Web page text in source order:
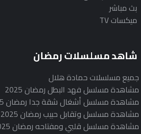
بث مباشر
ميكسات TV
شاهد مسلسلات رمضان
جميع مسلسلات حمادة هلال
مشاهدة مسلسل فهد البطل رمضان 2025
مشاهدة مسلسل أشغال شقة جدا رمضان 2025
مشاهدة مسلسل وتقابل حبيب رمضان 2025
مشاهدة مسلسل قلبي ومفتاحه رمضان 2025